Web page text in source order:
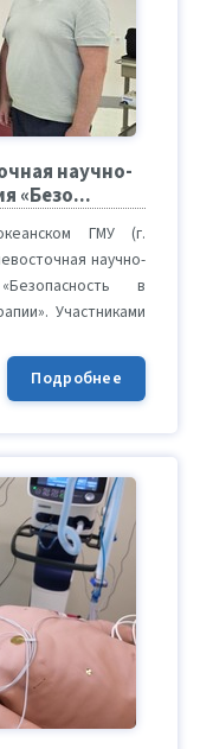
научно-
«Безо...
ГМУ (г.
научно-
в
Участниками
Подробнее